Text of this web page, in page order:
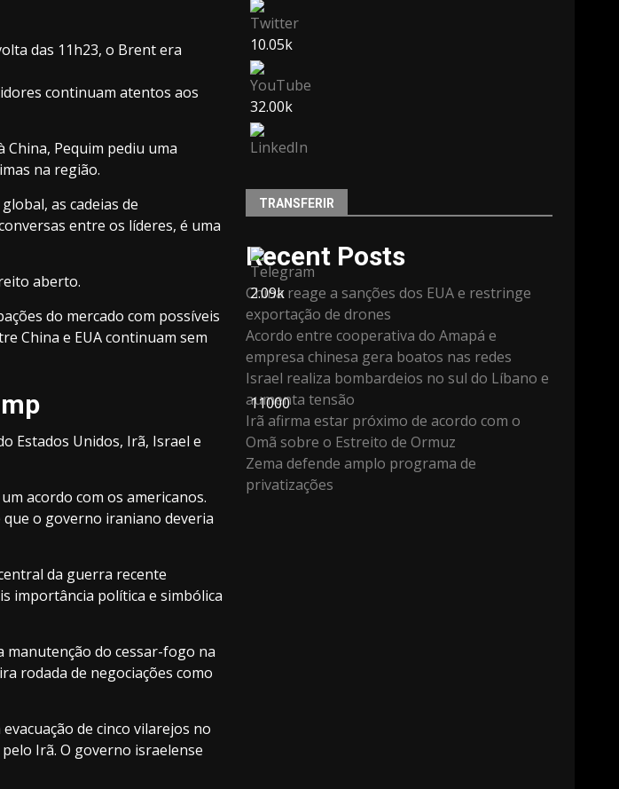
das 11h23, o Brent era
continuam atentos aos
China, Pequim pediu uma
na região.
as cadeias de
entre os líderes, é uma
aberto.
do mercado com possíveis
China e EUA continuam sem
Estados Unidos, Irã, Israel e
acordo com os americanos.
que o governo iraniano deveria
da guerra recente
importância política e simbólica
manutenção do cessar-fogo na
rodada de negociações como
de cinco vilarejos no
Irã. O governo israelense
10.05k
32.00k
3.91k
2.09k
11000
TRANSFERIR
Recent Posts
China reage a sanções dos EUA e restringe
exportação de drones
Acordo entre cooperativa do Amapá e
empresa chinesa gera boatos nas redes
Israel realiza bombardeios no sul do Líbano e
aumenta tensão
Irã afirma estar próximo de acordo com o
Omã sobre o Estreito de Ormuz
Zema defende amplo programa de
privatizações